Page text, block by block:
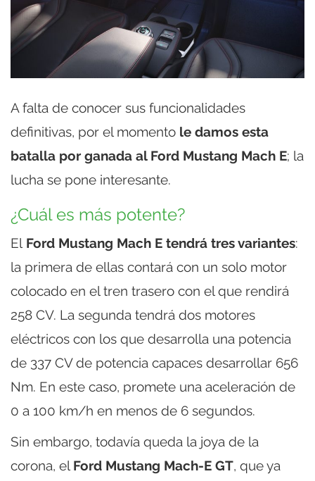
A falta de conocer sus funcionalidades
definitivas, por el momento le damos esta
batalla por ganada al Ford Mustang Mach E; la
lucha se pone interesante.
¿Cuál es más potente?
El Ford Mustang Mach E tendrá tres variantes:
la primera de ellas contará con un solo motor
colocado en el tren trasero con el que rendirá
258 CV. La segunda tendrá dos motores
eléctricos con los que desarrolla una potencia
de 337 CV de potencia capaces desarrollar 656
Nm. En este caso, promete una aceleración de
0 a 100 km/h en menos de 6 segundos.
Sin embargo, todavía queda la joya de la
corona, el Ford Mustang Mach-E GT, que ya